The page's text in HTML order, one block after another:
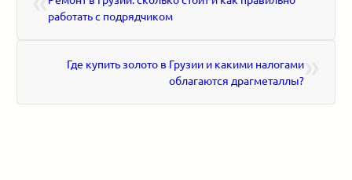
работать с подрядчиком
»
Где купить золото в Грузии и какими налогами
облагаются драгметаллы?